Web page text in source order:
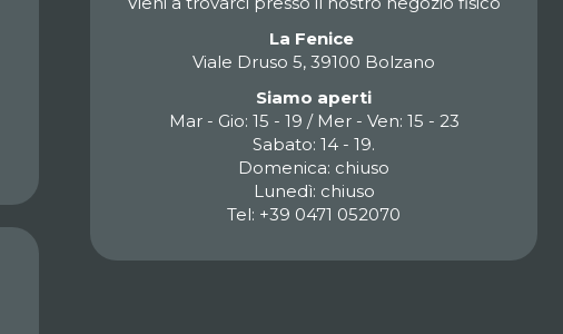
La Fenice
Viale Druso 5, 39100 Bolzano
Siamo aperti
Mar - Gio: 15 - 19 / Mer - Ven: 15 - 23
Sabato: 14 - 19.
Domenica: chiuso
Lunedì: chiuso
Tel: +39 0471 052070